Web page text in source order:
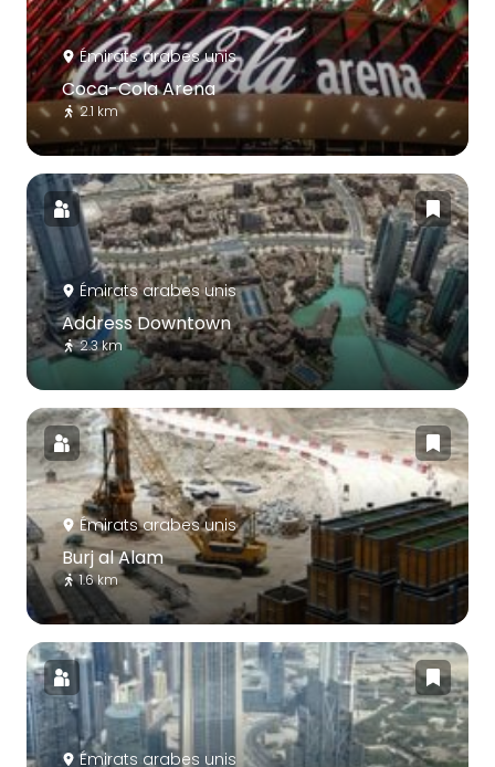
Émirats arabes unis
Coca-Cola Arena
2.1 km
Émirats arabes unis
Address Downtown
2.3 km
Émirats arabes unis
Burj al Alam
1.6 km
Émirats arabes unis